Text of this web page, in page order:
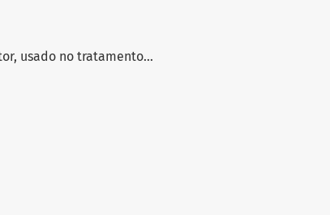
usado no tratamento...